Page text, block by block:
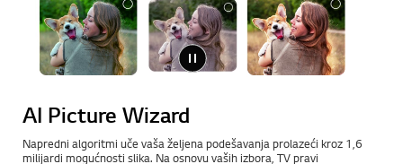
AI Picture Wizard
Napredni algoritmi uče vaša željena podešavanja prolazeći kroz 1,6
milijardi mogućnosti slika. Na osnovu vaših izbora, TV pravi